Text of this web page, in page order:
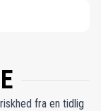
fra en tidlig